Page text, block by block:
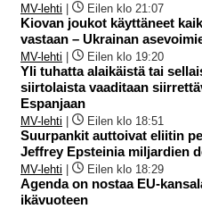
MV-lehti Eilen klo 21:07
Kiovan joukot käyttäneet
vastaan – Ukrainan
MV-lehti Eilen klo 19:20
Yli tuhatta alaikäistä tai
siirtolaista vaaditaan
Espanjaan
MV-lehti Eilen klo 18:51
Suurpankit auttoivat eliitin
Jeffrey Epsteinia miljardien
MV-lehti Eilen klo 18:29
Agenda on nostaa EU-
ikävuoteen